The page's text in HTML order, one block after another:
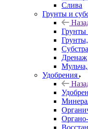
Слива
Грунты и
Грунты
Дренаж
Мульча,
Удобрения